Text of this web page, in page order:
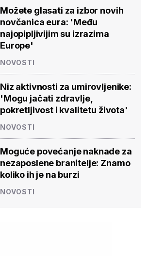
Možete glasati za izbor novih
novčanica eura: 'Među
najopipljivijim su izrazima
Europe'
NOVOSTI
Niz aktivnosti za umirovljenike:
'Mogu jačati zdravlje,
pokretljivost i kvalitetu života'
NOVOSTI
Moguće povećanje naknade za
nezaposlene branitelje: Znamo
koliko ih je na burzi
NOVOSTI